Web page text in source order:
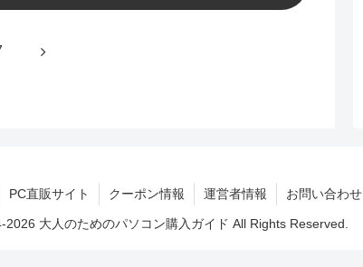
次
PC直販サイト クーポン情報 運営者情報 お問い合わせ
大人のためのパソコン購入ガイド All Rights Reserved.